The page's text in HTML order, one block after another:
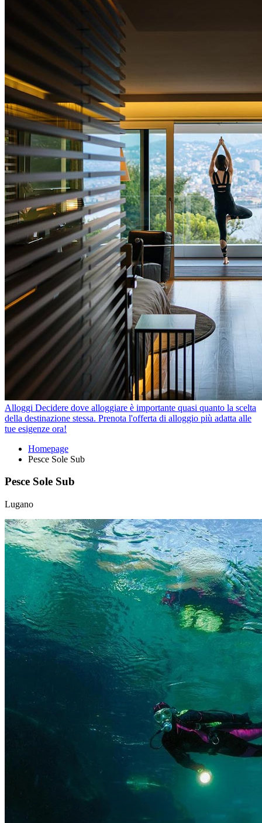
Alloggi Decidere dove alloggiare è importante quasi quanto la scelta
della destinazione stessa. Prenota l'offerta di alloggio più adatta alle
tue esigenze ora!
Homepage
Pesce Sole Sub
Pesce Sole Sub
Lugano